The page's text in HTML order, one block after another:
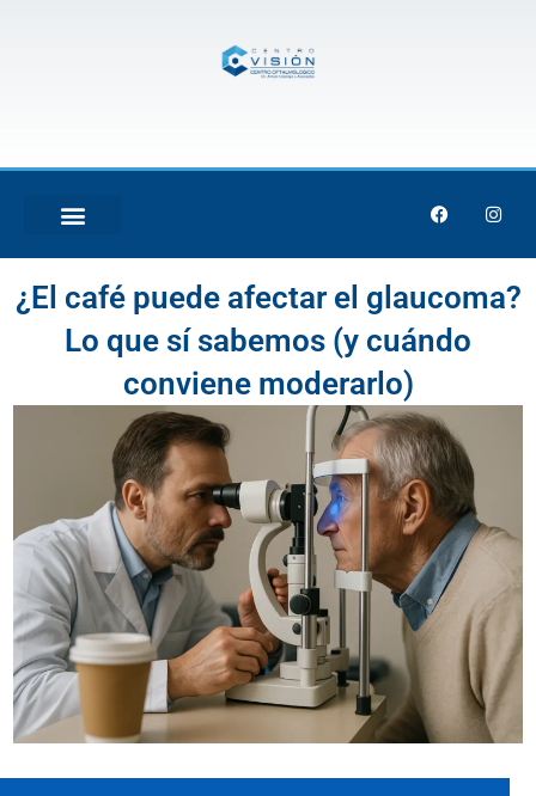
F
a
e
o
o
k
I
n
t
g
r
¿El café puede afectar el glaucoma?
Lo que sí sabemos (y cuándo
conviene moderarlo)